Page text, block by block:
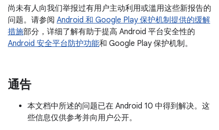
尚未有人向我们举报过有用户主动利用或滥用这些新报告的
问题。请参阅 Android 和 Google Play 保护机制提供的缓解
措施部分，详细了解有助于提高 Android 平台安全性的
Android 安全平台防护功能和 Google Play 保护机制。
通告
本文档中所述的问题已在 Android 10 中得到解决。这
些信息仅供参考并向用户公开。